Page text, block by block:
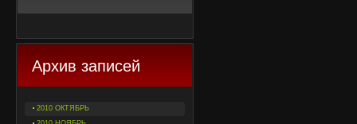
Архив записей
2010 ОКТЯБРЬ